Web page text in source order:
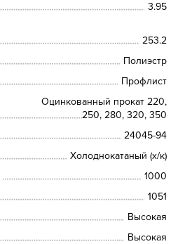
3.95
253.2
Полиэстр
Профлист
Оцинкованный прокат 220,
250, 280, 320, 350
24045-94
Холоднокатаный (х/к)
1000
1051
Высокая
Высокая